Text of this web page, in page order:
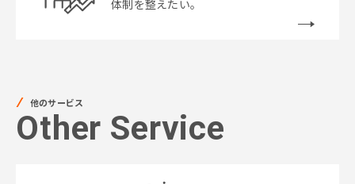
体制を整えたい。
他のサービス
Other Service